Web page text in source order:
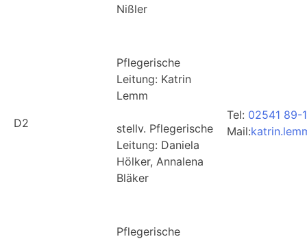
Nißler
D2
Pflegerische
Leitung: Katrin
Lemm
stellv. Pflegerische
Leitung: Daniela
Hölker, Annalena
Bläker
Tel: 02541 89-
Mail:
Pflegerische